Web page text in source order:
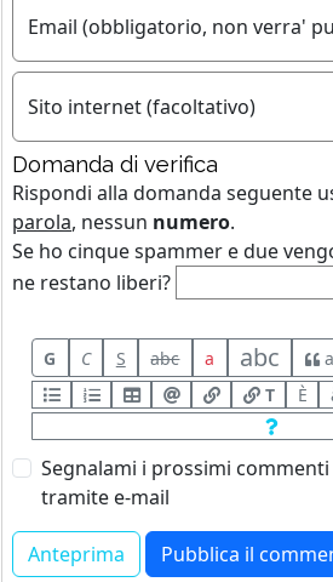
Email (obbligatorio, non verra'
Sito internet (facoltativo)
Domanda di verifica
Rispondi alla domanda seguente
parola, nessun numero.
Se ho cinque spammer e due
ne restano liberi?
G C S abc a abc
T
È
Segnalami i prossimi
tramite e-mail